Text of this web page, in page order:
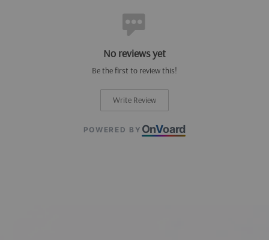
No reviews yet
Be the first to review this!
Write Review
POWERED BY OnVoard